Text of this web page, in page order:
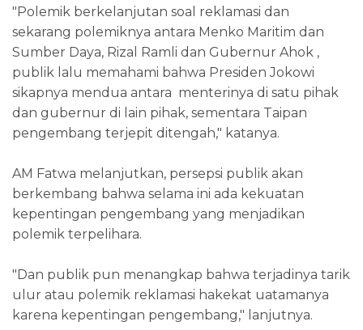
"Polemik berkelanjutan soal reklamasi dan
sekarang polemiknya antara Menko Maritim dan
Sumber Daya, Rizal Ramli dan Gubernur Ahok ,
publik lalu memahami bahwa Presiden Jokowi
sikapnya mendua antara menterinya di satu pihak
dan gubernur di lain pihak, sementara Taipan
pengembang terjepit ditengah," katanya.
AM Fatwa melanjutkan, persepsi publik akan
berkembang bahwa selama ini ada kekuatan
kepentingan pengembang yang menjadikan
polemik terpelihara.
"Dan publik pun menangkap bahwa terjadinya tarik
ulur atau polemik reklamasi hakekat uatamanya
karena kepentingan pengembang," lanjutnya.